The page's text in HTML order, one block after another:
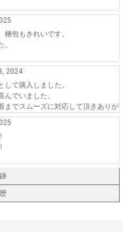
包もきれいです。
2024
て購入しました。
でいました。
までスムーズに対応して頂きありが
したいです。